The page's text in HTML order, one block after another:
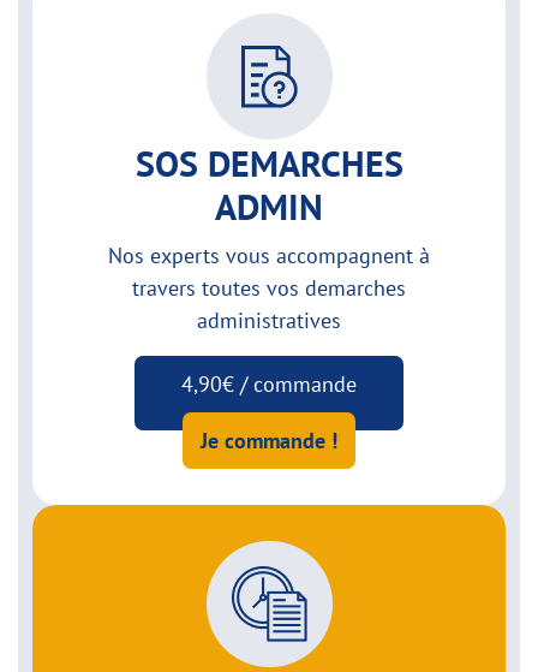
SOS DEMARCHES
ADMIN
Nos experts vous accompagnent à
travers toutes vos demarches
administratives
4,90€ / commande
Je commande !